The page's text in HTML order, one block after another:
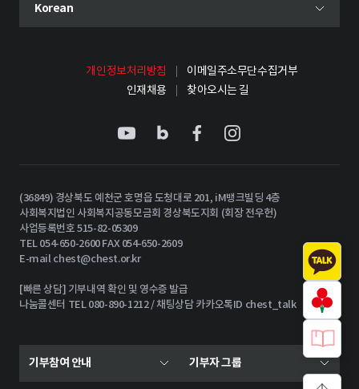
언어 선택 메뉴 열기
현재 선택된 언어
Korean
개인정보처리방침
이메일주소무단수집거부
인재채용
찾아오시는 길
(36849) 경상북도 예천군 호명읍 도청대로 201, iM뱅크빌딩 4층
사회복지법인 사회복지공동모금회 경상북도지회 (회장 전우헌)
사업등록번호 515-82-05309
TEL 054-650-2600 FAX 054-650-2609
E-mailchest@chest.or.kr
[빠른 상담] 기부내역 확인 및 영수증 발급
나눔콜센터 TEL 080-890-1212 / 채팅상담 카카오톡ID chest_talk
기부참여 안내 기부자 그룹